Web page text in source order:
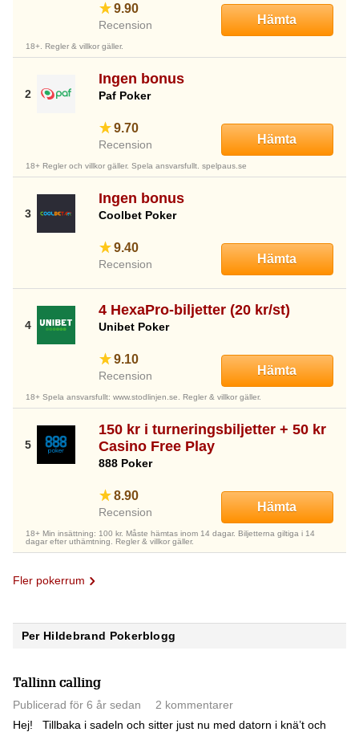
9.90
Recension Hämta
18+. Regler & villkor gäller.
Ingen bonus
Paf Poker
9.70
Recension Hämta
18+ Regler och villkor gäller. Spela ansvarsfullt. spelpaus.se
Ingen bonus
Coolbet Poker
9.40
Recension Hämta
4 HexaPro-biljetter (20 kr/st)
Unibet Poker
9.10
Recension Hämta
18+ Spela ansvarsfullt: www.stodlinjen.se. Regler & villkor gäller.
150 kr i turneringsbiljetter + 50 kr
Casino Free Play
888 Poker
8.90
Recension Hämta
18+ Min insättning: 100 kr. Måste hämtas inom 14 dagar. Biljetterna giltiga i 14
dagar efter uthämtning. Regler & villkor gäller.
Fler pokerrum
Per Hildebrand Pokerblogg
Tallinn calling
Publicerad för 6 år sedan
2 kommentarer
Hej! Tillbaka i sadeln och sitter just nu med datorn i knä’t och